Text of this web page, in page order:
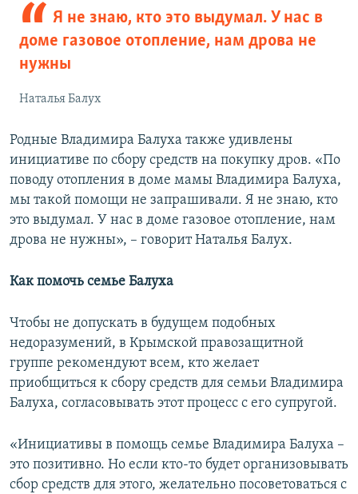
Я не знаю, кто это выдумал. У нас в
доме газовое отопление, нам дрова не
нужны
Наталья Балух
Родные Владимира Балуха также удивлены
инициативе по сбору средств на покупку дров. «По
поводу отопления в доме мамы Владимира Балуха,
мы такой помощи не запрашивали. Я не знаю, кто
это выдумал. У нас в доме газовое отопление, нам
дрова не нужны», – говорит Наталья Балух.
Как помочь семье Балуха
Чтобы не допускать в будущем подобных
недоразумений, в Крымской правозащитной
группе рекомендуют всем, кто желает
приобщиться к сбору средств для семьи Владимира
Балуха, согласовывать этот процесс с его супругой.
«Инициативы в помощь семье Владимира Балуха –
это позитивно. Но если кто-то будет организовывать
сбор средств для этого, желательно посоветоваться с